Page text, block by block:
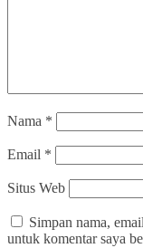
Nama *
Email *
Situs Web
Simpan nama,
untuk komentar saya